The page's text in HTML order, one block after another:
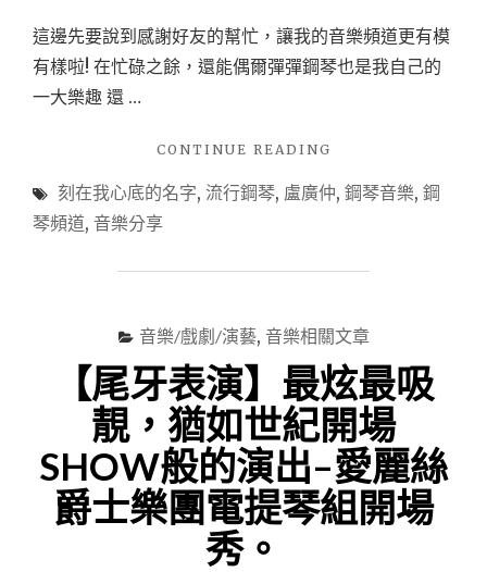
點
播
這邊先要說到感謝好友的幫忙，讓我的音樂頻道更有模
有樣啦! 在忙碌之餘，還能偶爾彈彈鋼琴也是我自己的
一大樂趣 還 …
CONTINUE READING
頻
鋼
頻
道
收
聽
—
盧
廣
刻在我心底的名字, 流行鋼琴, 盧廣仲, 鋼琴音樂, 鋼
琴頻道, 音樂分享
音樂/戲劇/演藝, 音樂相關文章
【尾牙表演】最炫最吸
靚，猶如世紀開場
SHOW般的演出–愛麗絲
爵士樂團電提琴組開場
秀。